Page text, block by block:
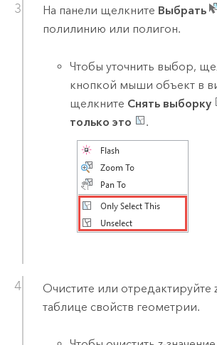
На панели щелкните Выбрать
полилинию или полигон.
Чтобы уточнить выбор,
кнопкой мыши объект в
щелкните Снять выборку
только это
.
Очистите или отредактируйте
таблице свойств геометрии.